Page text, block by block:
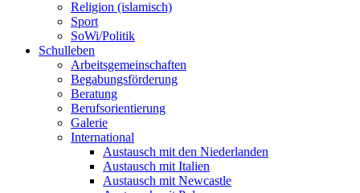
Religion (islamisch)
Sport
SoWi/Politik
Schulleben
Arbeitsgemeinschaften
Begabungsförderung
Beratung
Berufsorientierung
Galerie
International
Austausch mit den Niederlanden
Austausch mit Italien
Austausch mit Newcastle